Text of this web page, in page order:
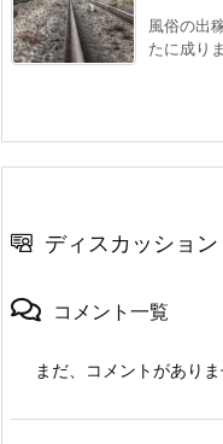
風俗の出
たに成り
ディスカッション
コメント一覧
まだ、コメントがあり